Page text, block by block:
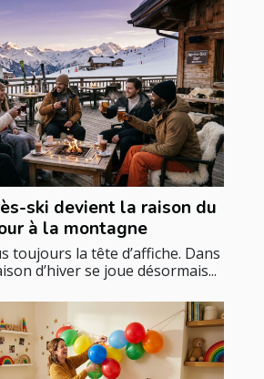
ski devient la raison du
à la montagne
toujours la tête d’affiche. Dans
d’hiver se joue désormais...